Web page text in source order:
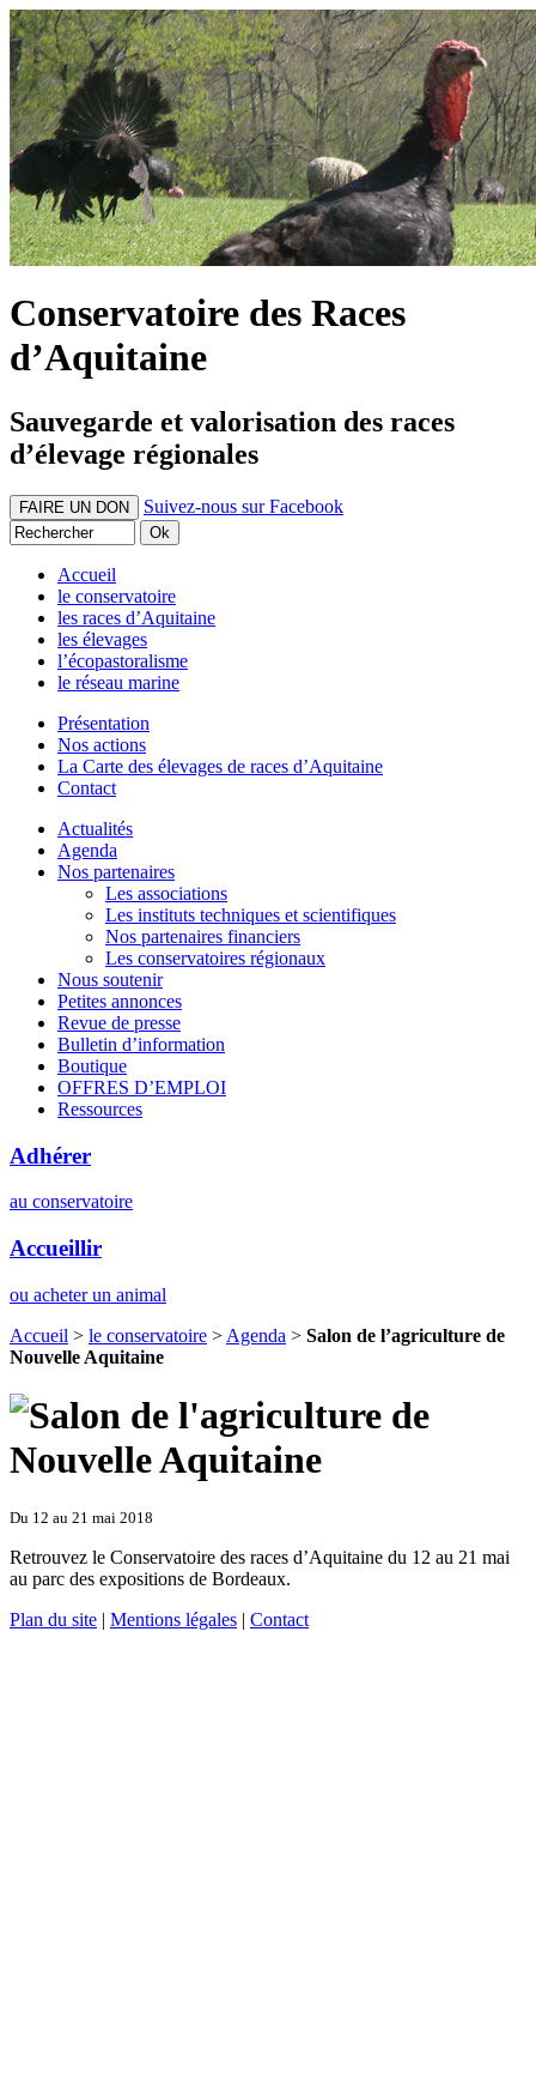
Conservatoire des Races
d’Aquitaine
Sauvegarde et valorisation des races
d’élevage régionales
FAIRE UN DON Suivez-nous sur Facebook
Accueil
le conservatoire
les races d’Aquitaine
les élevages
l’écopastoralisme
le réseau marine
Présentation
Nos actions
La Carte des élevages de races d’Aquitaine
Contact
Actualités
Agenda
Nos partenaires
Les associations
Les instituts techniques et scientifiques
Nos partenaires financiers
Les conservatoires régionaux
Nous soutenir
Petites annonces
Revue de presse
Bulletin d’information
Boutique
OFFRES D’EMPLOI
Ressources
Adhérer
au conservatoire
Accueillir
ou acheter un animal
Accueil > le conservatoire > Agenda > Salon de l’agriculture de
Nouvelle Aquitaine
Du 12 au 21 mai 2018
Retrouvez le Conservatoire des races d’Aquitaine du 12 au 21 mai
au parc des expositions de Bordeaux.
Plan du site | Mentions légales | Contact